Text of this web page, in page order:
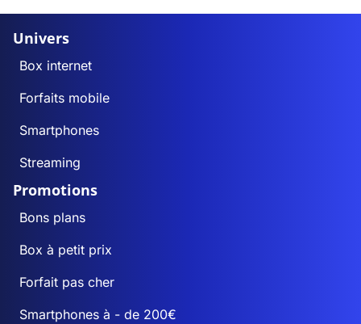
Univers
Box internet
Forfaits mobile
Smartphones
Streaming
Promotions
Bons plans
Box à petit prix
Forfait pas cher
Smartphones à - de 200€